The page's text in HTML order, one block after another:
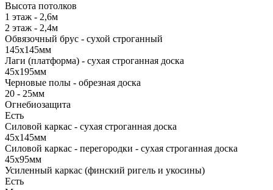
Высота потолков
1 этаж - 2,6м
2 этаж - 2,4м
Обвязочный брус - сухой строганный
145х145мм
Лаги (платформа) - сухая строганная доска
45х195мм
Черновые полы - обрезная доска
20 - 25мм
Огнебиозащита
Есть
Силовой каркас - сухая строганная доска
45х145мм
Силовой каркас - перегородки - сухая строганная доска
45х95мм
Усиленный каркас (финский ригель и укосины)
Есть